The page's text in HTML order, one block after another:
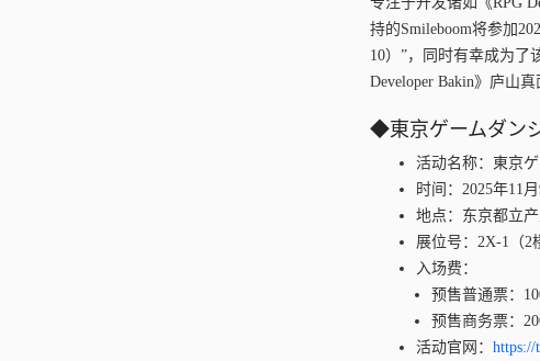
持的Smileboom将参加
10）”，同时有幸成为了
Developer Bakin》庐山
◆東京ゲームダン
活动名称：東京ゲ
时间：2025年11
地点：东京都立
展位号：2X-1（2
入场费：
预售普通票：
预售商务票：
活动官网： https://